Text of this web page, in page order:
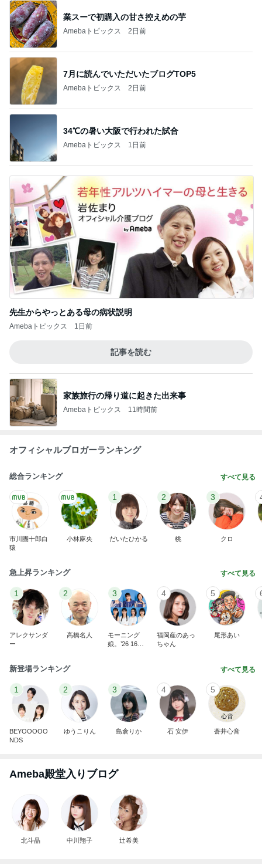
業スーで初購入の甘さ控えめの芋
Amebaトピックス 2日前
7月に読んでいただいたブログTOP5
Amebaトピックス 2日前
34℃の暑い大阪で行われた試合
Amebaトピックス 1日前
先生からやっとある母の病状説明
Amebaトピックス 1日前
記事を読む
家族旅行の帰り道に起きた出来事
Amebaトピックス 11時間前
オフィシャルブロガーランキング
総合ランキング すべて見る
市川團十郎白
猿
小林麻央
1
だいたひかる
2
桃
3
クロ
急上昇ランキング すべて見る
1
アレクサンダ
ー
2
高橋名人
3
モーニング
娘。’26 16期1
4
福岡産のあっ
ちゃん
5
尾形あい
新登場ランキング すべて見る
1
BEYOOOOO
NDS
2
ゆうこりん
3
島倉りか
4
石 安伊
5
蒼井心音
Ameba殿堂入りブログ
北斗晶 中川翔子 辻希美